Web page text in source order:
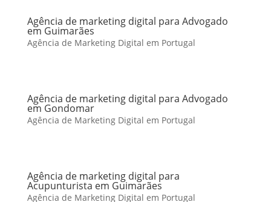
Agência de marketing digital para Advogado
em Guimarães
Agência de Marketing Digital em Portugal
Agência de marketing digital para Advogado
em Gondomar
Agência de Marketing Digital em Portugal
Agência de marketing digital para
Acupunturista em Guimarães
Agência de Marketing Digital em Portugal